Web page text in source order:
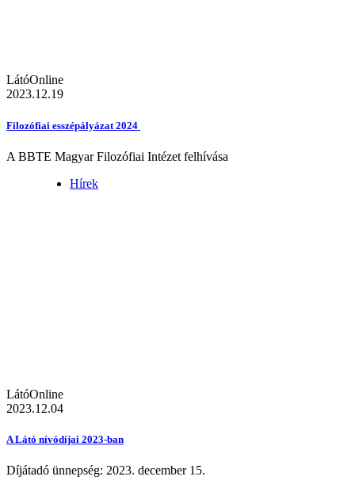
LátóOnline
2023.12.19
Filozófiai esszépályázat 2024
A BBTE Magyar Filozófiai Intézet felhívása
Hírek
LátóOnline
2023.12.04
A Látó nívódíjai 2023-ban
Díjátadó ünnepség: 2023. december 15.